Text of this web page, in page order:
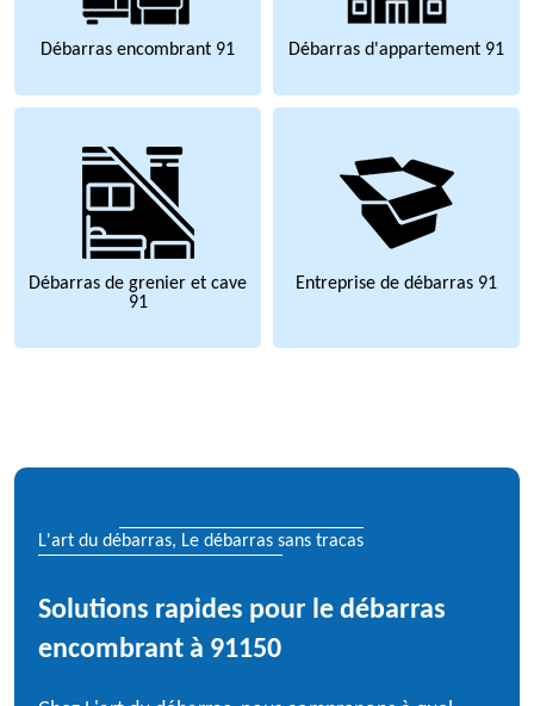
Débarras encombrant 91 Débarras d'appartement 91
Débarras de grenier et cave
91
Entreprise de débarras 91
L'art du débarras, Le débarras sans tracas
Solutions rapides pour le débarras
encombrant à 91150